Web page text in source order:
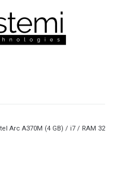
Arc A370M (4 GB) / i7 / RAM 32